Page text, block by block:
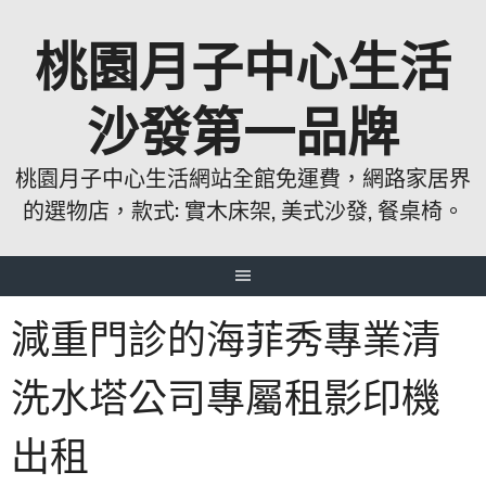
桃園月子中心生活
沙發第一品牌
桃園月子中心生活網站全館免運費，網路家居界
的選物店，款式: 實木床架, 美式沙發, 餐桌椅。
減重門診的海菲秀專業清
洗水塔公司專屬租影印機
出租